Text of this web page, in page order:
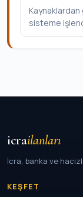
sisteme
icrailanları
İcra, banka ve
KEŞFET